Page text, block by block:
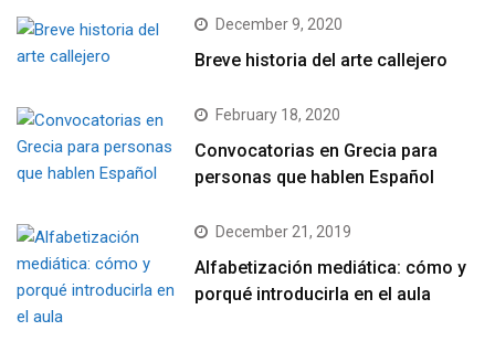
December 9, 2020
Breve historia del arte callejero
February 18, 2020
Convocatorias en Grecia para
personas que hablen Español
December 21, 2019
Alfabetización mediática: cómo y
porqué introducirla en el aula